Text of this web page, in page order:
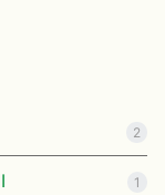
2
1